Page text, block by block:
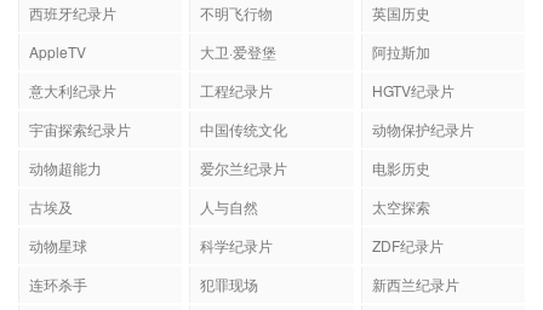
西班牙纪录片
不明飞行物
英国历史
AppleTV
大卫·爱登堡
阿拉斯加
意大利纪录片
工程纪录片
HGTV纪录片
宇宙探索纪录片
中国传统文化
动物保护纪录片
动物超能力
爱尔兰纪录片
电影历史
古埃及
人与自然
太空探索
动物星球
科学纪录片
ZDF纪录片
连环杀手
犯罪现场
新西兰纪录片